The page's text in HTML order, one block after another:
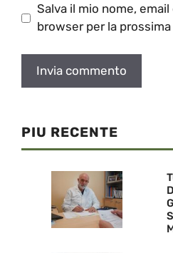
Salva il mio nome,
browser per la
PIU RECENTE